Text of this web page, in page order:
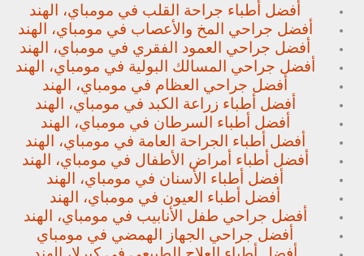
أفضل أطباء جراحة القلب في مومباي، الهند
أفضل جراحي المخ والأعصاب في مومباي، الهند
أفضل جراحي العمود الفقري في مومباي، الهند
أفضل جراحي المسالك البولية في مومباي، الهند
أفضل جراحي العظام في مومباي، الهند
أفضل أطباء زراعة الكبد في مومباي، الهند
أفضل أطباء السرطان في مومباي، الهند
أفضل أطباء الجراحة العامة في مومباي، الهند
أفضل أطباء أمراض الأطفال في مومباي، الهند
أفضل أطباء الأسنان في مومباي، الهند
أفضل أطباء العيون في مومباي، الهند
أفضل جراحي طفل الأنابيب في مومباي، الهند
أفضل جراحي الجهاز الهمضي في مومباي